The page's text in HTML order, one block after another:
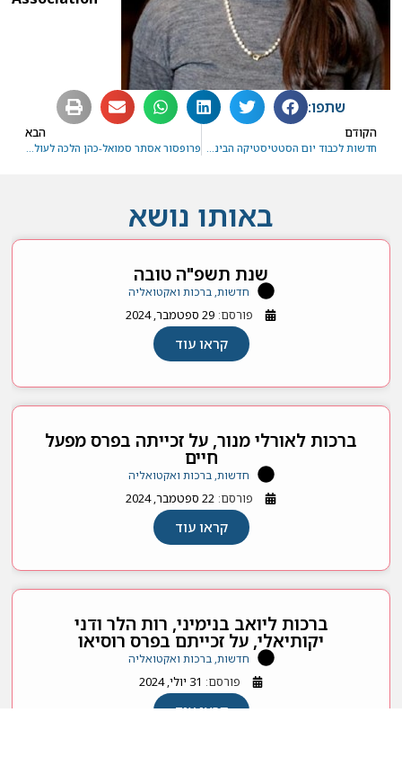
שתפו:
הקודם
חדשות לכבוד יום הסטטיסטיקה הבינלאומי
הבא
פרופסור אסתר סמואל-כהן הלכה לעולמה
באותו נושא
שנת תשפ"ה טובה
חדשות, ברכות ואקטואליה
פורסם: 29 ספטמבר, 2024
קראו עוד
ברכות לאורלי מנור, על זכייתה בפרס מפעל
חיים
חדשות, ברכות ואקטואליה
פורסם: 22 ספטמבר, 2024
קראו עוד
ברכות ליואב בנימיני, רות הלר ודני
יקותיאלי, על זכייתם בפרס רוסיאו
חדשות, ברכות ואקטואליה
פורסם: 31 יולי, 2024
קראו עוד